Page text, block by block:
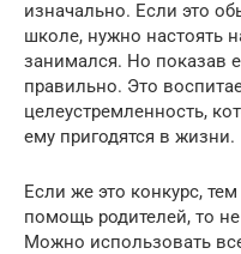
изначально. Если это
школе, нужно настоять
занимался. Но показав
правильно. Это
целеустремленность,
ему пригодятся в жизни.
Если же это конкурс,
помощь родителей, то
Можно использовать